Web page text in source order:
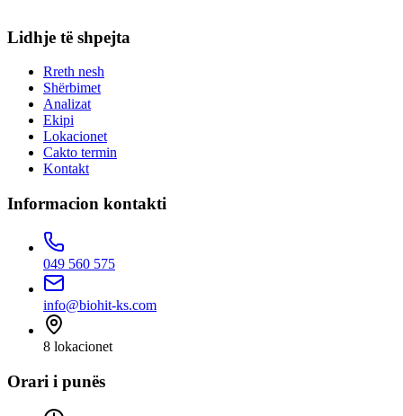
Lidhje të shpejta
Rreth nesh
Shërbimet
Analizat
Ekipi
Lokacionet
Cakto termin
Kontakt
Informacion kontakti
049 560 575
info@biohit-ks.com
8 lokacionet
Orari i punës